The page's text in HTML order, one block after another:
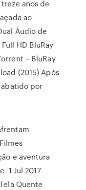
anos de
ao
Áudio de
HD BluRay
– BluRay
(2015) Após
por
e aventura
1 Jul 2017
Quente